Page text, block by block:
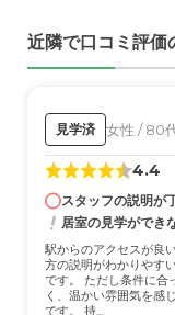
近隣で口コミ評価
見学済 女性 / 80
4.4
スタッフの説明が
居室の見学ができ
駅からのアクセスが良
方の説明がわかりやす
です。 ただし条件に合
く、温かい雰囲気を感じました。 居室の見学まで出
です。 持...